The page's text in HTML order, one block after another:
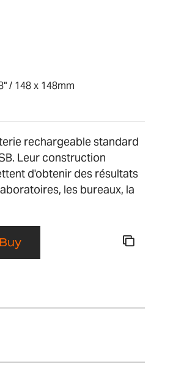
/ 148 x 148mm
rechargeable standard
Leur construction
d'obtenir des résultats
les bureaux, la